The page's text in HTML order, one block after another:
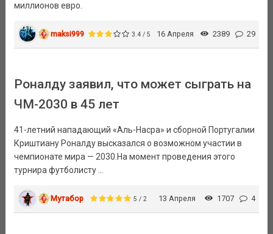
миллионов евро.
maksi999 3.4 / 5 16 Апреля 2389 29
Роналду заявил, что может сыграть на
ЧМ-2030 в 45 лет
41-летний нападающий «Аль-Насра» и сборной Португалии
Криштиану Роналду высказался о возможном участии в
чемпионате мира — 2030.На момент проведения этого
турнира футболисту ...
Мутабор 5 / 2 13 Апреля 1707 4